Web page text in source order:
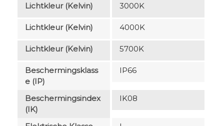
Lichtkleur (Kelvin) 3000K
Lichtkleur (Kelvin) 4000K
Lichtkleur (Kelvin) 5700K
Beschermingsklass
E (IP)
IP66
Beschermingsindex
(IK)
IK08